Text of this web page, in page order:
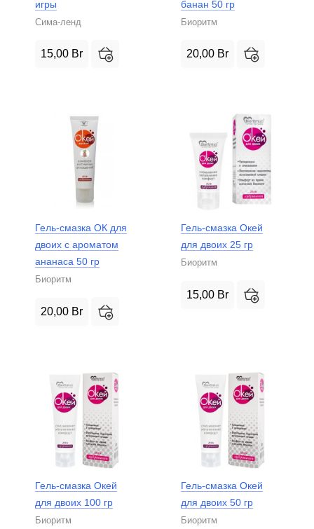
игры
Сима-ленд
15,00 Br
банан 50 гр
Биоритм
20,00 Br
Гель-смазка ОК для
двоих с ароматом
ананаса 50 гр
Биоритм
20,00 Br
Гель-смазка Окей
для двоих 25 гр
Биоритм
15,00 Br
Гель-смазка Окей
для двоих 100 гр
Биоритм
Гель-смазка Окей
для двоих 50 гр
Биоритм